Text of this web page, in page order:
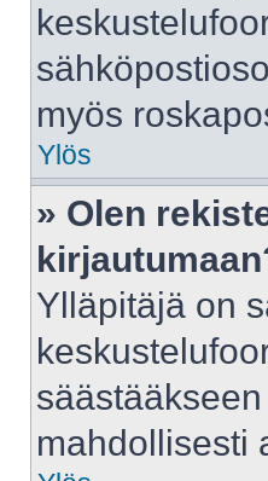
myös
Ylös
» Olen
Ylläpitäjä on
mahdollisesti